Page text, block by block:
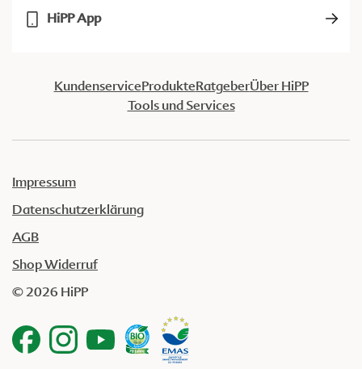
HiPP App
KundenserviceProdukteRatgeberÜber HiPP
Tools und Services
Impressum
Datenschutzerklärung
AGB
Shop Widerruf
© 2026 HiPP